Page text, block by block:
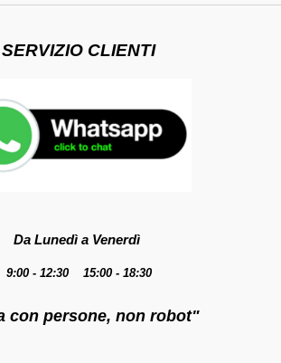
SERVIZIO CLIENTI
Da Lunedì a Venerdì
9:00 - 12:30 15:00 - 18:30
con persone, non robot"